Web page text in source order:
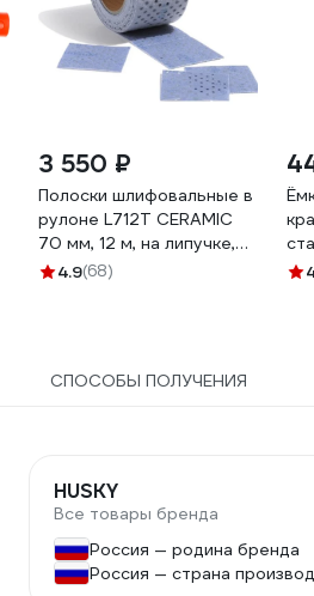
3 550 ₽
Полоски шлифовальные в
рулоне L712T CERAMIC
70 мм, 12 м, на липучке,
P240, с
4.9(68)
СПОСОБЫ ПОЛУЧЕНИЯ
HUSKY
Все товары бренда
Россия — родина бренда
Россия — страна